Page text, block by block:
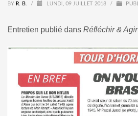
BY R. B. / LUNDI, 09 JUILLET 2018 /
Entretien publié dans Réfléchir & Agir